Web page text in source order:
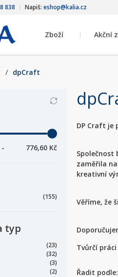
838 Napiš: eshop@kalia.cz
Zboží Akční
/ dpCraft
- 776,60 Kč
(155)
typ
(23)
(32)
(3)
(2)
DP Craft je
Společnost
zaměřila
kreativní
Věříme, že
Tvůrčí
Řadit podle: